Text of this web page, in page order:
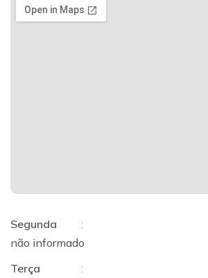
Segunda
:
não informado
Terça
: